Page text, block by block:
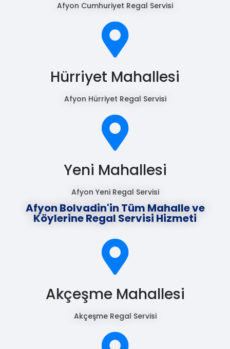
Afyon Cumhuriyet Regal Servisi
Hürriyet Mahallesi
Afyon Hürriyet Regal Servisi
Yeni Mahallesi
Afyon Yeni Regal Servisi
Afyon Bolvadin'in Tüm Mahalle ve
Köylerine Regal Servisi Hizmeti
Akçeşme Mahallesi
Akçeşme Regal Servisi